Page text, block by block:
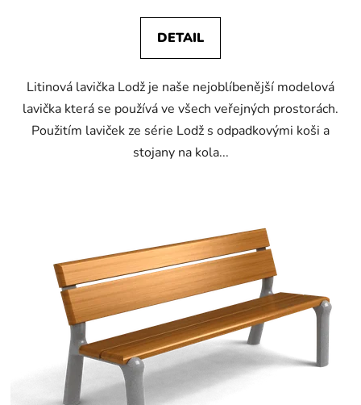
DETAIL
Litinová lavička Lodž je naše nejoblíbenější modelová
lavička která se používá ve všech veřejných prostorách.
Použitím laviček ze série Lodž s odpadkovými koši a
stojany na kola...